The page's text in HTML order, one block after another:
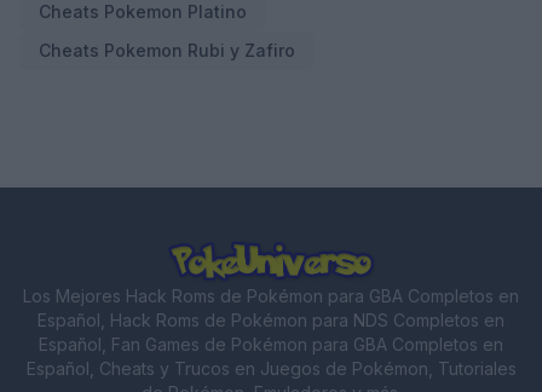
Cheats Pokemon Platino
Cheats Pokemon Rubi y Zafiro
Los Mejores Hack Roms de Pokémon para GBA Completos en
Español, Hack Roms de Pokémon para NDS Completos en
Español, Fan Games de Pokémon para GBA Completos en
Español, Cheats y Trucos en Juegos de Pokémon, Tutoriales